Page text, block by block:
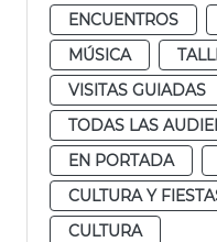
ENCUENTROS
MÚSICA
VISITAS GUIADAS
TODAS LAS
EN PORTADA
CULTURA Y
CULTURA